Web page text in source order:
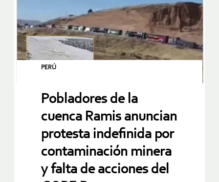
PERÚ
Pobladores de la
cuenca Ramis anuncian
protesta indefinida por
contaminación minera
y falta de acciones del